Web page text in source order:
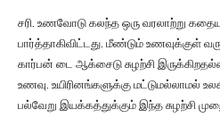
சரி. உணவோடு கலந்த ஒரு வரலாற்று
பார்த்தாகிவிட்டது. மீண்டும் உணவுக்குள்
கார்பன் டை ஆக்சைடு சுழற்சி
உணவு. உயிரினங்களுக்கு மட்டுமல்லாமல்
பல்வேறு இயக்கத்துக்கும் இந்த சுழற்சி